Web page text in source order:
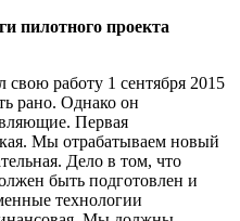
пилотного проекта
свою работу 1 сентября 2015
рано. Однако он
Первая
Мы отрабатываем новый
Дело в том, что
быть подготовлен и
технологии